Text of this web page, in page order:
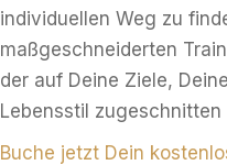
individuellen Weg zu
maßgeschneiderten
der auf Deine Ziele,
Lebensstil zugeschnitten
Buche jetzt Dein